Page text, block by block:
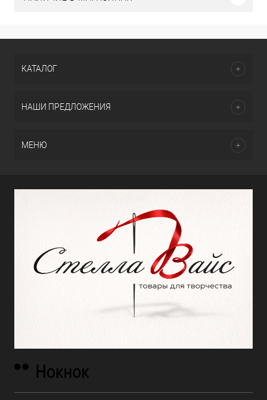
КАТАЛОГ
НАШИ ПРЕДЛОЖЕНИЯ
МЕНЮ